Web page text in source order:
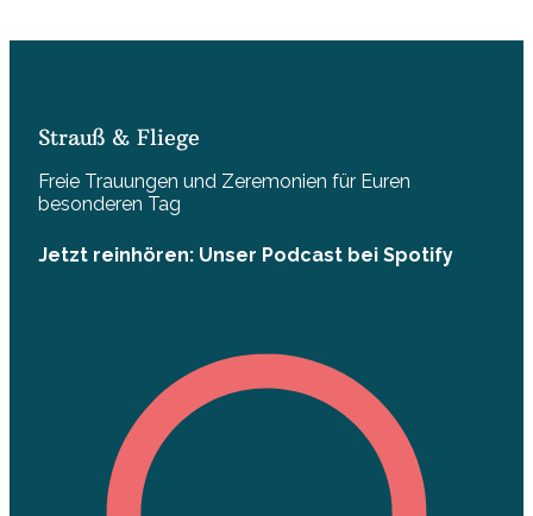
Strauß & Fliege
Freie Trauungen und Zeremonien für Euren
besonderen Tag
Jetzt reinhören: Unser Podcast bei Spotify